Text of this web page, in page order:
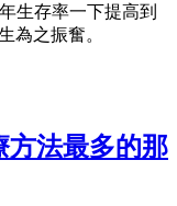
生存率一下提高到
為之振奮。
方法最多的那